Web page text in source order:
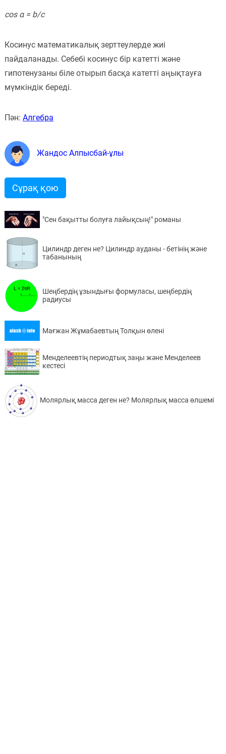
cos α = b/c
Косинус математикалық зерттеулерде жиі
пайдаланады. Себебі косинус бір катетті және
гипотенузаны біле отырып басқа катетті аңықтауға
мүмкіндік береді.
Пән: Алгебра
Жандос Алпысбай-ұлы
Сұрақ қою
"Сен бақытты болуға лайықсың!" романы
Цилиндр деген не? Цилиндр ауданы - бетінің және
табанының
Шеңбердің ұзындығы формуласы, шеңбердің
радиусы
Мағжан Жұмабаевтың Толқын өлені
Менделеевтің периодтық заңы және Менделеев
кестесі
Молярлық масса деген не? Молярлық масса өлшемі